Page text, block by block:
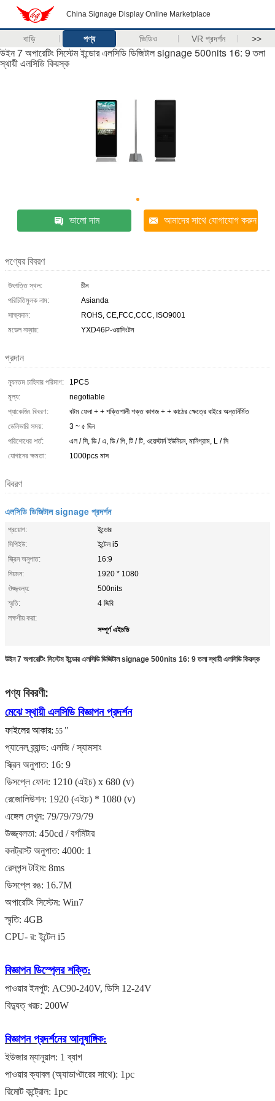
China Signage Display Online Marketplace
বাড়ি পণ্য ভিডিও VR প্রদর্শন >>
উইন 7 অপারেটিং সিস্টেম ইন্ডোর এলসিডি ডিজিটাল signage 500nits 16: 9 তলা
স্থায়ী এলসিডি কিয়স্ক
ভালো দাম আমাদের সাথে যোগাযোগ করুন
পণ্যের বিবরণ
উৎপত্তি স্থল:
চীন
পরিচিতিমুলক নাম:
Asianda
সাক্ষ্যদান:
ROHS, CE,FCC,CCC, ISO9001
মডেল নম্বার:
YXD46P-ওয়াশিংটন
প্রদান
ন্যূনতম চাহিদার পরিমাণ:
1PCS
মূল্য:
negotiable
প্যাকেজিং বিবরণ:
বটম ফেনা + + শক্তিশালী শক্ত কাগজ + + কাঠের ক্ষেত্রে বাইরে অন্তর্নির্মিত
ডেলিভারি সময়:
3 ~ ৫ দিন
পরিশোধের শর্ত:
এল / সি, ডি / এ, ডি / পি, টি / টি, ওয়েস্টার্ন ইউনিয়ন, মানিগ্রাম, L / সি
যোগানের ক্ষমতা:
1000pcs মাস
বিবরণ
এলসিডি ডিজিটাল signage প্রদর্শন
প্রয়োগ:
ইন্ডোর
সিপিইউ:
ইন্টেল i5
স্ক্রিন অনুপাত:
16:9
নিয়মন:
1920 * 1080
ঔজ্জ্বল্য:
500nits
স্মৃতি:
4 জিবি
লক্ষণীয় করা:
সম্পূর্ণ এইচডি
উইন 7 অপারেটিং সিস্টেম ইন্ডোর এলসিডি ডিজিটাল signage 500nits 16: 9 তলা স্থায়ী এলসিডি কিয়স্ক
পণ্য বিবরণী:
মেঝে স্থায়ী এলসিডি বিজ্ঞাপন প্রদর্শন
ফাইলের আকার: 55 "
প্যানেল ব্র্যান্ড: এলজি / স্যামসাং
স্ক্রিন অনুপাত: 16: 9
ডিসপ্লে ফোন: 1210 (এইচ) x 680 (v)
রেজোলিউশন: 1920 (এইচ) * 1080 (v)
এঙ্গেল দেখুন: 79/79/79/79
উজ্জ্বলতা: 450cd / বর্গমিটার
কনট্রাস্ট অনুপাত: 4000: 1
রেসপন্স টাইম: 8ms
ডিসপ্লে রঙ: 16.7M
অপারেটিং সিস্টেম: Win7
স্মৃতি: 4GB
CPU- র: ইন্টেল i5
বিজ্ঞাপন ডিস্প্লেরশক্তি:
পাওয়ার ইনপুট: AC90-240V, ডিসি 12-24V
বিদ্যুত্ খরচ: 200W
বিজ্ঞাপন প্রদর্শনেরআনুষাঙ্গিক:
ইউজার ম্যানুয়াল: 1 ব্যাগ
পাওয়ার ক্যাবল (অ্যাডাপ্টারের সাথে): 1pc
রিমোট কন্ট্রোল: 1pc